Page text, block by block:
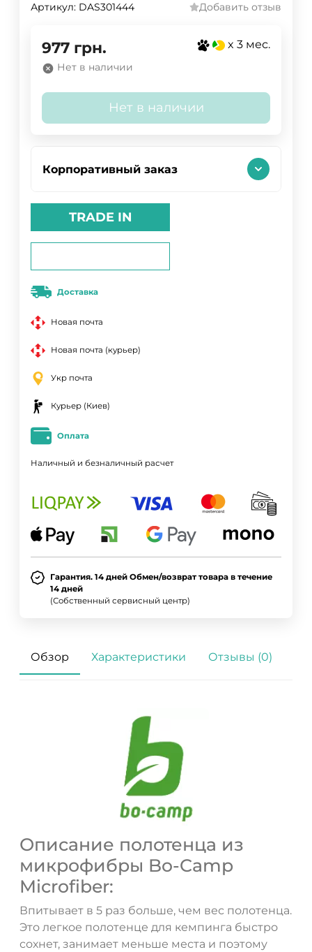
Артикул: DAS301444 Добавить отзыв
977 грн. x 3 мес.
Нет в наличии
Нет в наличии
Корпоративный заказ
TRADE IN
Доставка
Новая почта
Новая почта (курьер)
Укр почта
Курьер (Киев)
Оплата
Наличный и безналичный расчет
Гарантия. 14 дней Обмен/возврат товара в течение
14 дней
(Собственный сервисный центр)
Обзор Характеристики Отзывы (0)
Описание полотенца из
микрофибры Bo-Camp
Microfiber:
Впитывает в 5 раз больше, чем вес полотенца.
Это легкое полотенце для кемпинга быстро
сохнет, занимает меньше места и поэтому
ДА НЕТ